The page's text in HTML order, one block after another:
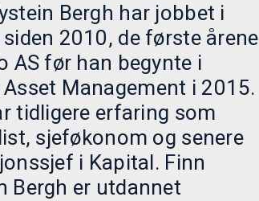
Bergh har jobbet i
2010, de første årene
AS før han begynte i
Management i 2015.
tidligere erfaring som
sjeføkonom og senere
i Kapital. Finn
Bergh er utdannet